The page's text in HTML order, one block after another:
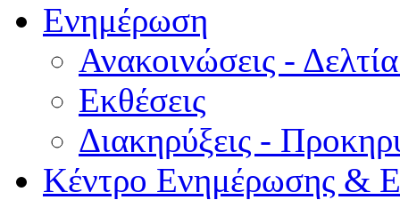
Ενημέρωση
Ανακοινώσεις -
Εκθέσεις
Διακηρύξεις -
Κέντρο Ενημέρωσης &